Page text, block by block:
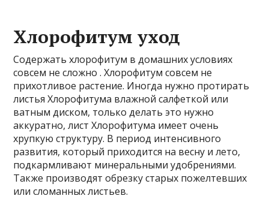
Хлорофитум уход
Содержать хлорофитум в домашних условиях
совсем не сложно . Хлорофитум совсем не
прихотливое растение. Иногда нужно протирать
листья Хлорофитума влажной салфеткой или
ватным диском, только делать это нужно
аккуратно, лист Хлорофитума имеет очень
хрупкую структуру. В период интенсивного
развития, который приходится на весну и лето,
подкармливают минеральными удобрениями.
Также производят обрезку старых пожелтевших
или сломанных листьев.